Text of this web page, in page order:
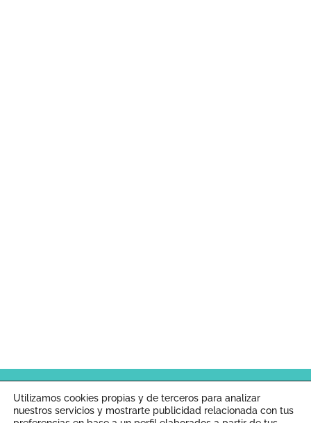
Utilizamos cookies propias y de terceros para analizar
nuestros servicios y mostrarte publicidad relacionada con tus